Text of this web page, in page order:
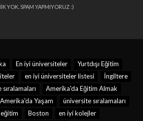
YOK. SPAM YAPMIYORUZ :)
En iyi üniversiteler
Yurtdışı Eğitim
en iyi üniversiteler listesi
İngiltere
Amerika'da Eğitim Almak
Amerika'da Yaşam
üniversite sıralamaları
Boston
en iyi kolejler